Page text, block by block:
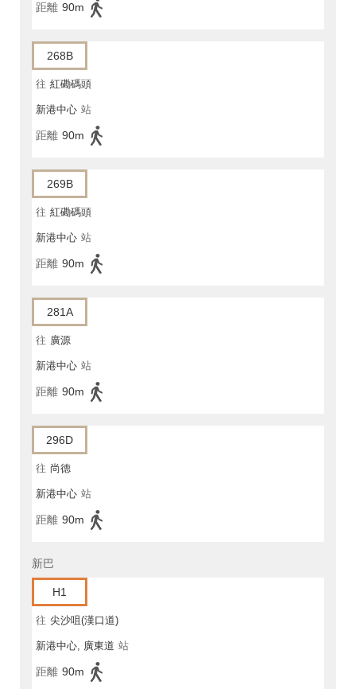
距離 90m
268B
往 紅磡碼頭
新港中心 站
距離 90m
269B
往 紅磡碼頭
新港中心 站
距離 90m
281A
往 廣源
新港中心 站
距離 90m
296D
往 尚德
新港中心 站
距離 90m
新巴
H1
往 尖沙咀(漢口道)
新港中心, 廣東道 站
距離 90m